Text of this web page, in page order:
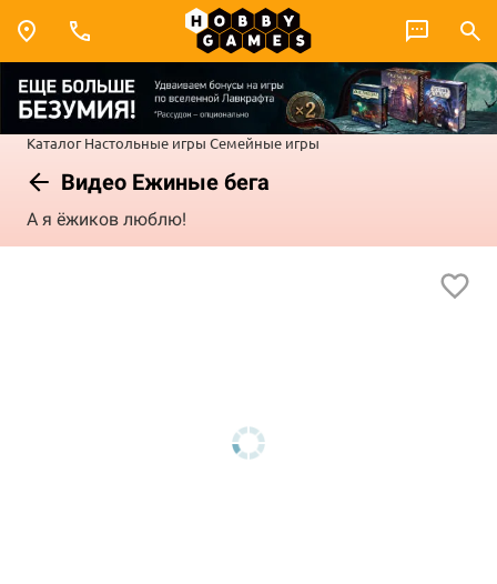
Каталог Настольные игры Семейные игры
Видео Ежиные бега
А я ёжиков люблю!